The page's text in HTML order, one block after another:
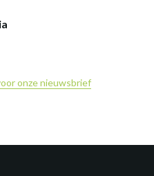
onze nieuwsbrief